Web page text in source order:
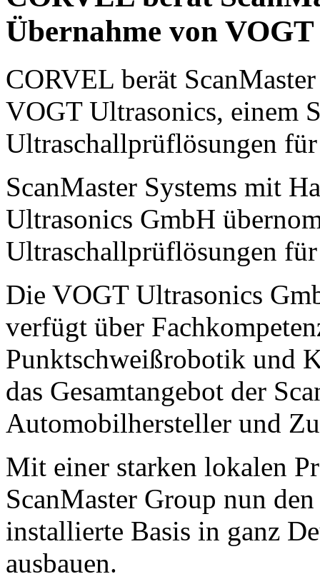
Übernahme von
CORVEL berät
VOGT Ultrasonics, einem
Ultraschallprüflösungen
ScanMaster Systems mit
Ultrasonics GmbH
Ultraschallprüflösungen
Die VOGT Ultrasonics
verfügt über
Punktschweißrobotik und
das Gesamtangebot der
Automobilhersteller und
Mit einer starken lokalen
ScanMaster Group nun
installierte Basis in ganz
ausbauen.